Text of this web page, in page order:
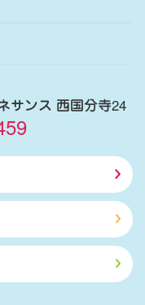
サンス 西国分寺24